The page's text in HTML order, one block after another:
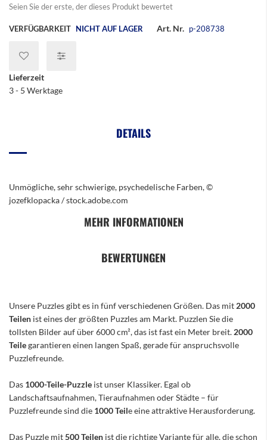
Seien Sie der erste, der dieses Produkt bewertet
VERFÜGBARKEIT NICHT AUF LAGER Art. Nr. p-208738
Lieferzeit
3 - 5 Werktage
DETAILS
Unmögliche, sehr schwierige, psychedelische Farben, ©
jozefklopacka / stock.adobe.com
MEHR INFORMATIONEN
BEWERTUNGEN
Unsere Puzzles gibt es in fünf verschiedenen Größen. Das mit 2000
Teilen ist eines der größten Puzzles am Markt. Puzzlen Sie die
tollsten Bilder auf über 6000 cm², das ist fast ein Meter breit. 2000
Teilegarantieren einen langen Spaß, gerade für anspruchsvolle
Puzzlefreunde.
Das 1000-Teile-Puzzle ist unser Klassiker. Egal ob
Landschaftsaufnahmen, Tieraufnahmen oder Städte – für
Puzzlefreunde sind die 1000 Teile eine attraktive Herausforderung.
Das Puzzle mit500 Teilen ist die richtige Variante für alle, die schon